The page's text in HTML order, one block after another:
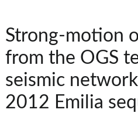
Strong-motion
from the OGS
seismic
2012 Emilia